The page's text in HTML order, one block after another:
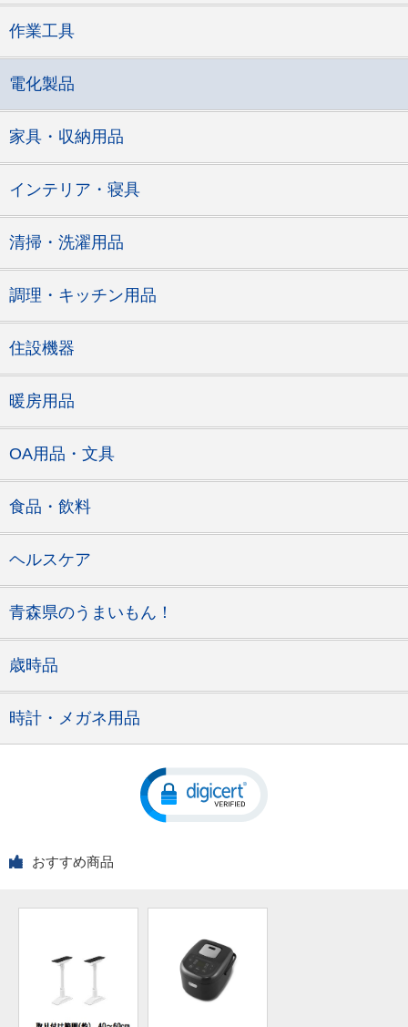
作業工具
電化製品
家具・収納用品
インテリア・寝具
清掃・洗濯用品
調理・キッチン用品
住設機器
暖房用品
OA用品・文具
食品・飲料
ヘルスケア
青森県のうまいもん！
歳時品
時計・メガネ用品
おすすめ商品